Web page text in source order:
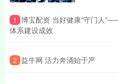
1 博宝配资 当好健康“守门人
体系建设成效
2 ​益牛网 活力奔涌始于严